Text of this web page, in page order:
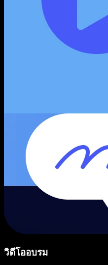
วิดีโออบรม